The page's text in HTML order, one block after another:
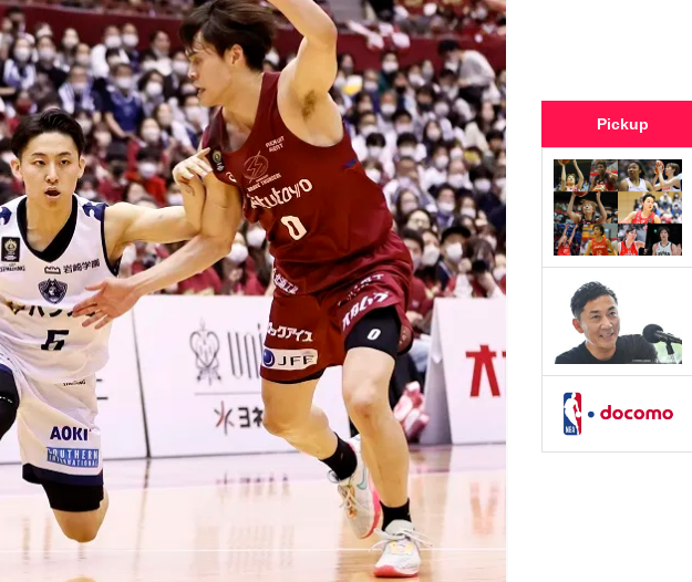
Pickup